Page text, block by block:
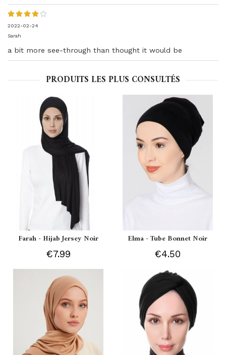
2022-02-24
Sarah
a bit more see-through than thought it would be
PRODUITS LES PLUS CONSULTÉS
Farah - Hijab Jersey Noir
€7.99
Elma - Tube Bonnet Noir
€4.50